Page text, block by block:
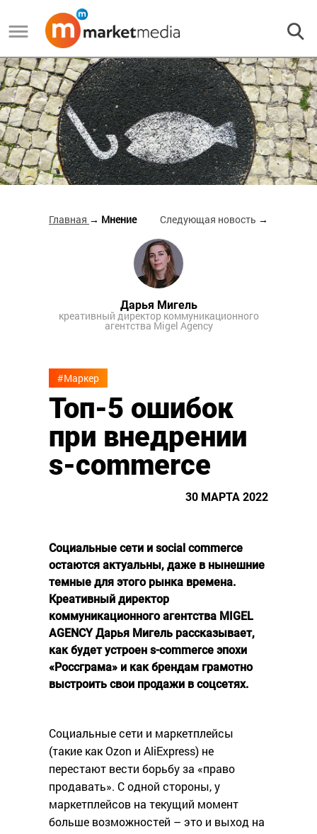
Главная → Мнение Следующая новость →
Дарья Мигель
креативный директор коммуникационного
агентства Migel Agency
#Маркер
Топ-5 ошибок
при внедрении
s-commerce
30 МАРТА 2022
Социальные сети и social commerce
остаются актуальны, даже в нынешние
темные для этого рынка времена.
Креативный директор
коммуникационного агентства MIGEL
AGENCY Дарья Мигель рассказывает,
как будет устроен s-commerce эпохи
«Россграма» и как брендам грамотно
выстроить свои продажи в соцсетях.
Социальные сети и маркетплейсы
(такие как Ozon и AliExpress) не
перестают вести борьбу за «право
продавать». С одной стороны, у
маркетплейсов на текущий момент
больше возможностей – это и выход на